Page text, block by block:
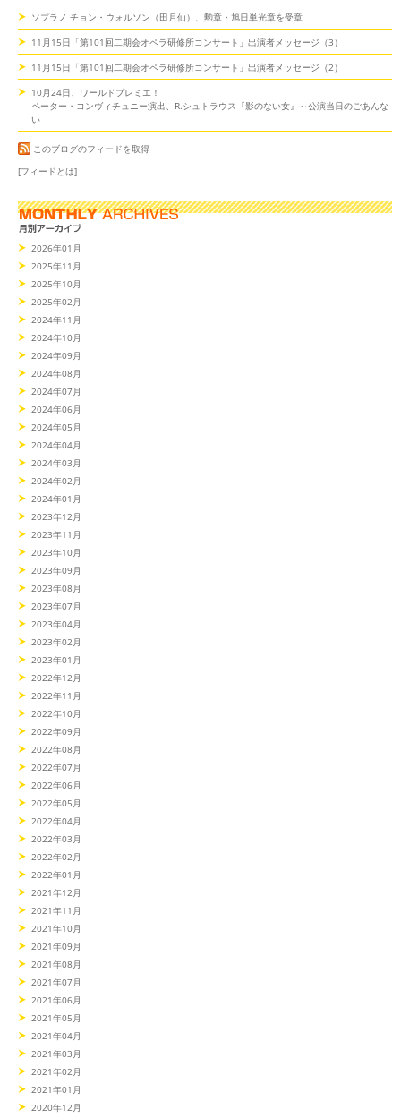
ソプラノ チョン・ウォルソン（田月仙）、勲章・旭日単光章を受章
11月15日「第101回二期会オペラ研修所コンサート」出演者メッセージ（3）
11月15日「第101回二期会オペラ研修所コンサート」出演者メッセージ（2）
10月24日、ワールドプレミエ！
ペーター・コンヴィチュニー演出、R.シュトラウス『影のない女』～公演当日のごあんな
い
このブログのフィードを取得
[フィードとは]
2026年01月
2025年11月
2025年10月
2025年02月
2024年11月
2024年10月
2024年09月
2024年08月
2024年07月
2024年06月
2024年05月
2024年04月
2024年03月
2024年02月
2024年01月
2023年12月
2023年11月
2023年10月
2023年09月
2023年08月
2023年07月
2023年04月
2023年02月
2023年01月
2022年12月
2022年11月
2022年10月
2022年09月
2022年08月
2022年07月
2022年06月
2022年05月
2022年04月
2022年03月
2022年02月
2022年01月
2021年12月
2021年11月
2021年10月
2021年09月
2021年08月
2021年07月
2021年06月
2021年05月
2021年04月
2021年03月
2021年02月
2021年01月
2020年12月